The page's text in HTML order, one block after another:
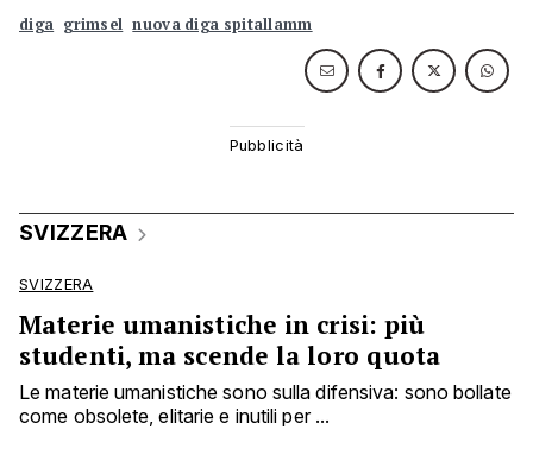
diga grimsel nuova diga spitallamm
SVIZZERA
SVIZZERA
Materie umanistiche in crisi: più
studenti, ma scende la loro quota
Le materie umanistiche sono sulla difensiva: sono bollate
come obsolete, elitarie e inutili per ...